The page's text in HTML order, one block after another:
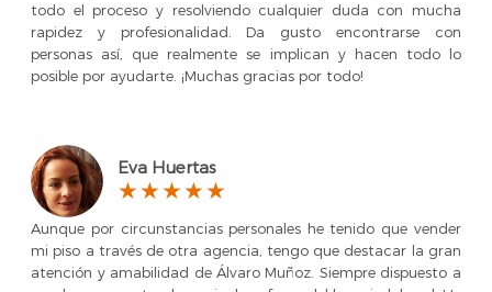
todo el proceso y resolviendo cualquier duda con mucha
rapidez y profesionalidad. Da gusto encontrarse con
personas así, que realmente se implican y hacen todo lo
posible por ayudarte. ¡Muchas gracias por todo!
Eva Huertas
Aunque por circunstancias personales he tenido que vender
mi piso a través de otra agencia, tengo que destacar la gran
atención y amabilidad de Álvaro Muñoz. Siempre dispuesto a